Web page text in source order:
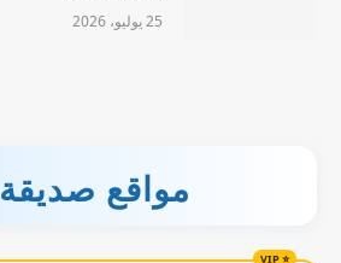
25 يوليو، 2026
مواقع صديقة